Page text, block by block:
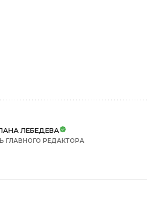
ЛЕБЕДЕВА
ГЛАВНОГО РЕДАКТОРА